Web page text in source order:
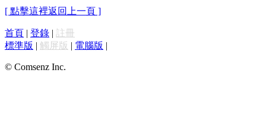
[ 點擊這裡返回上一頁 ]
首頁 | 登錄 | 註冊
標準版 | 觸屏版 | 電腦版 |
© Comsenz Inc.